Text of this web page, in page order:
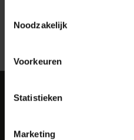
Noodzakelijk
Voorkeuren
Statistieken
Marketing